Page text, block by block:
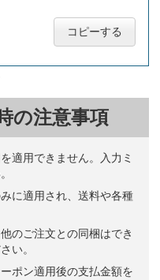
コピーする
の注意事項
適用できません。入力ミ
に適用され、送料や各種
のご注文との同梱はでき
い。
ポン適用後の支払金額を